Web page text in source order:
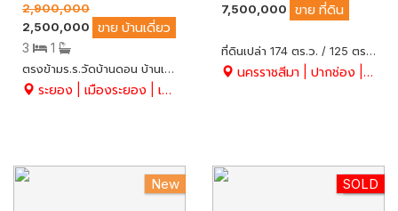
2,900,000
2,500,000
ขาย บ้านเดี่ยว
3
1
ตรงข้ามร.ร.วัดบ้านดอน บ้านเดี่ยว 1 ชั้น + ห้องเช่า 3 ห้อง เนื้อที่ 41 ตร.ว. ทำเลติดถนน เหมาะค้าขาย อ.เมือง จ.ระยอง
ระยอง | เมืองระยอง | เชิงเนิน
7,500,000 ขาย ที่ดิน
ที่ดินเปล่า 174 ตร.ว. / 125 ตร.ว. อยู่ภายในพื้นที่สวนซ่อนศิลป์ ซึ่งเป็นพื้นที่ปลูกป่ามากว่า 30 ปี ปลอดภัย ร่มรื่น คุณภาพชีวิต ต.กลางดง ปากช่อง นครราชสีมา ขายรวม 299 ตร.ว. หรือแบ่งขายได้ ติดถนนสาธารณะ
นครราชสีมา | ปากช่อง | กลางดง
New HOT
SOLD